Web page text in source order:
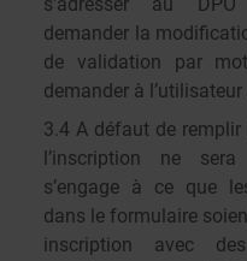
demander la
de validation par
demander à
3.4 A défaut de
l’inscription ne
s’engage à ce que
dans le formulaire
inscription avec